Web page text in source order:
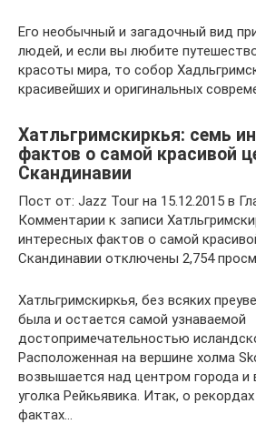
Его необычный и загадочный вид
людей, и если вы любите
красоты мира, то собор
красивейших и оригинальных
Хатльгримскиркья: семь
фактов о самой красивой
Скандинавии
Пост от: Jazz Tour на 15.12.2015 в
Комментарии к записи
интересных фактов о самой
Скандинавии отключены 2,754
Хатльгримскиркья, без всяких
была и остается самой узнаваемой
достопримечательностью
Расположенная на вершине холма
возвышается над центром города и
уголка Рейкьявика. Итак, о
фактах…